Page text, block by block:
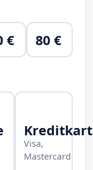
€ 80 €
Visa,
Mastercard